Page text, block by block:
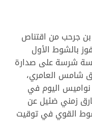
جرحب من اقتناص
بالشوط الأول
شرسة على صدارة
شامس العامري،
نواميس اليوم في
دقيقة، بفارق زمني ضئيل عن
القوي في توقيت